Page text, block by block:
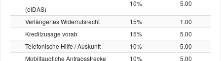
(eIDAS)
10% 5.00
Verlängertes Widerrufsrecht 15%
1.00
Kreditzusage vorab
15%
5.00
Telefonische Hilfe / Auskunft
10%
5.00
Mobiltaugliche Antragsstrecke
10%
5.00